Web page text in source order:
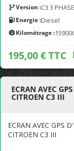
Version :C3 3
Energie :Diesel
Kilométrage :
195,00 € TTC
ECRAN AVEC
CITROEN C3 III
ECRAN AVEC GPS
CITROEN C3 III